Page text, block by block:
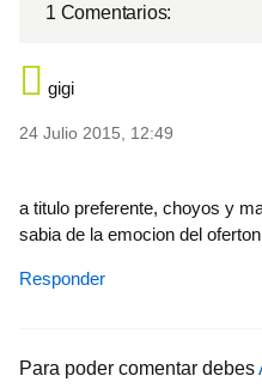
1 Comentarios:
gigi
24 Julio 2015, 12:49
a titulo preferente, choyos y
sabia de la emocion del oferton
Responder
Para poder comentar debes